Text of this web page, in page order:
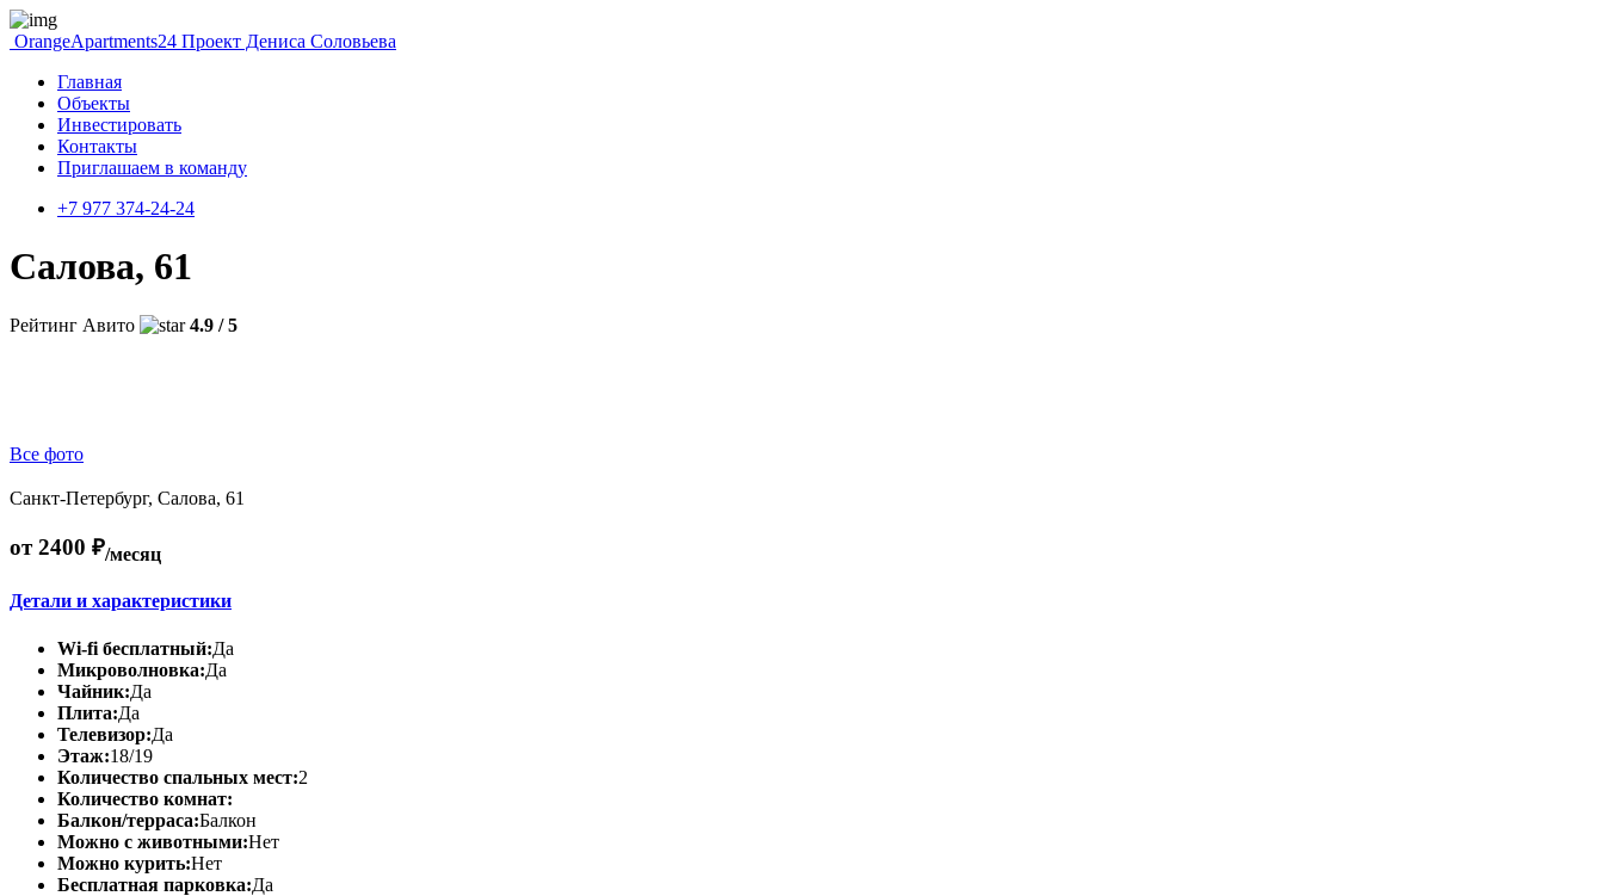
OrangeApartments24 Проект Дениса Соловьева
Главная
Объекты
Инвестировать
Контакты
Приглашаем в команду
+7 977 374-24-24
Салова, 61
Рейтинг Авито 4.9 / 5
Все фото
Санкт-Петербург, Салова, 61
от 2400 ₽/месяц
Детали и характеристики
Wi-fi бесплатный:Да
Микроволновка:Да
Чайник:Да
Плита:Да
Телевизор:Да
Этаж:18/19
Количество спальных мест:2
Количество комнат:
Балкон/терраса:Балкон
Можно с животными:Нет
Можно курить:Нет
Бесплатная парковка:Да